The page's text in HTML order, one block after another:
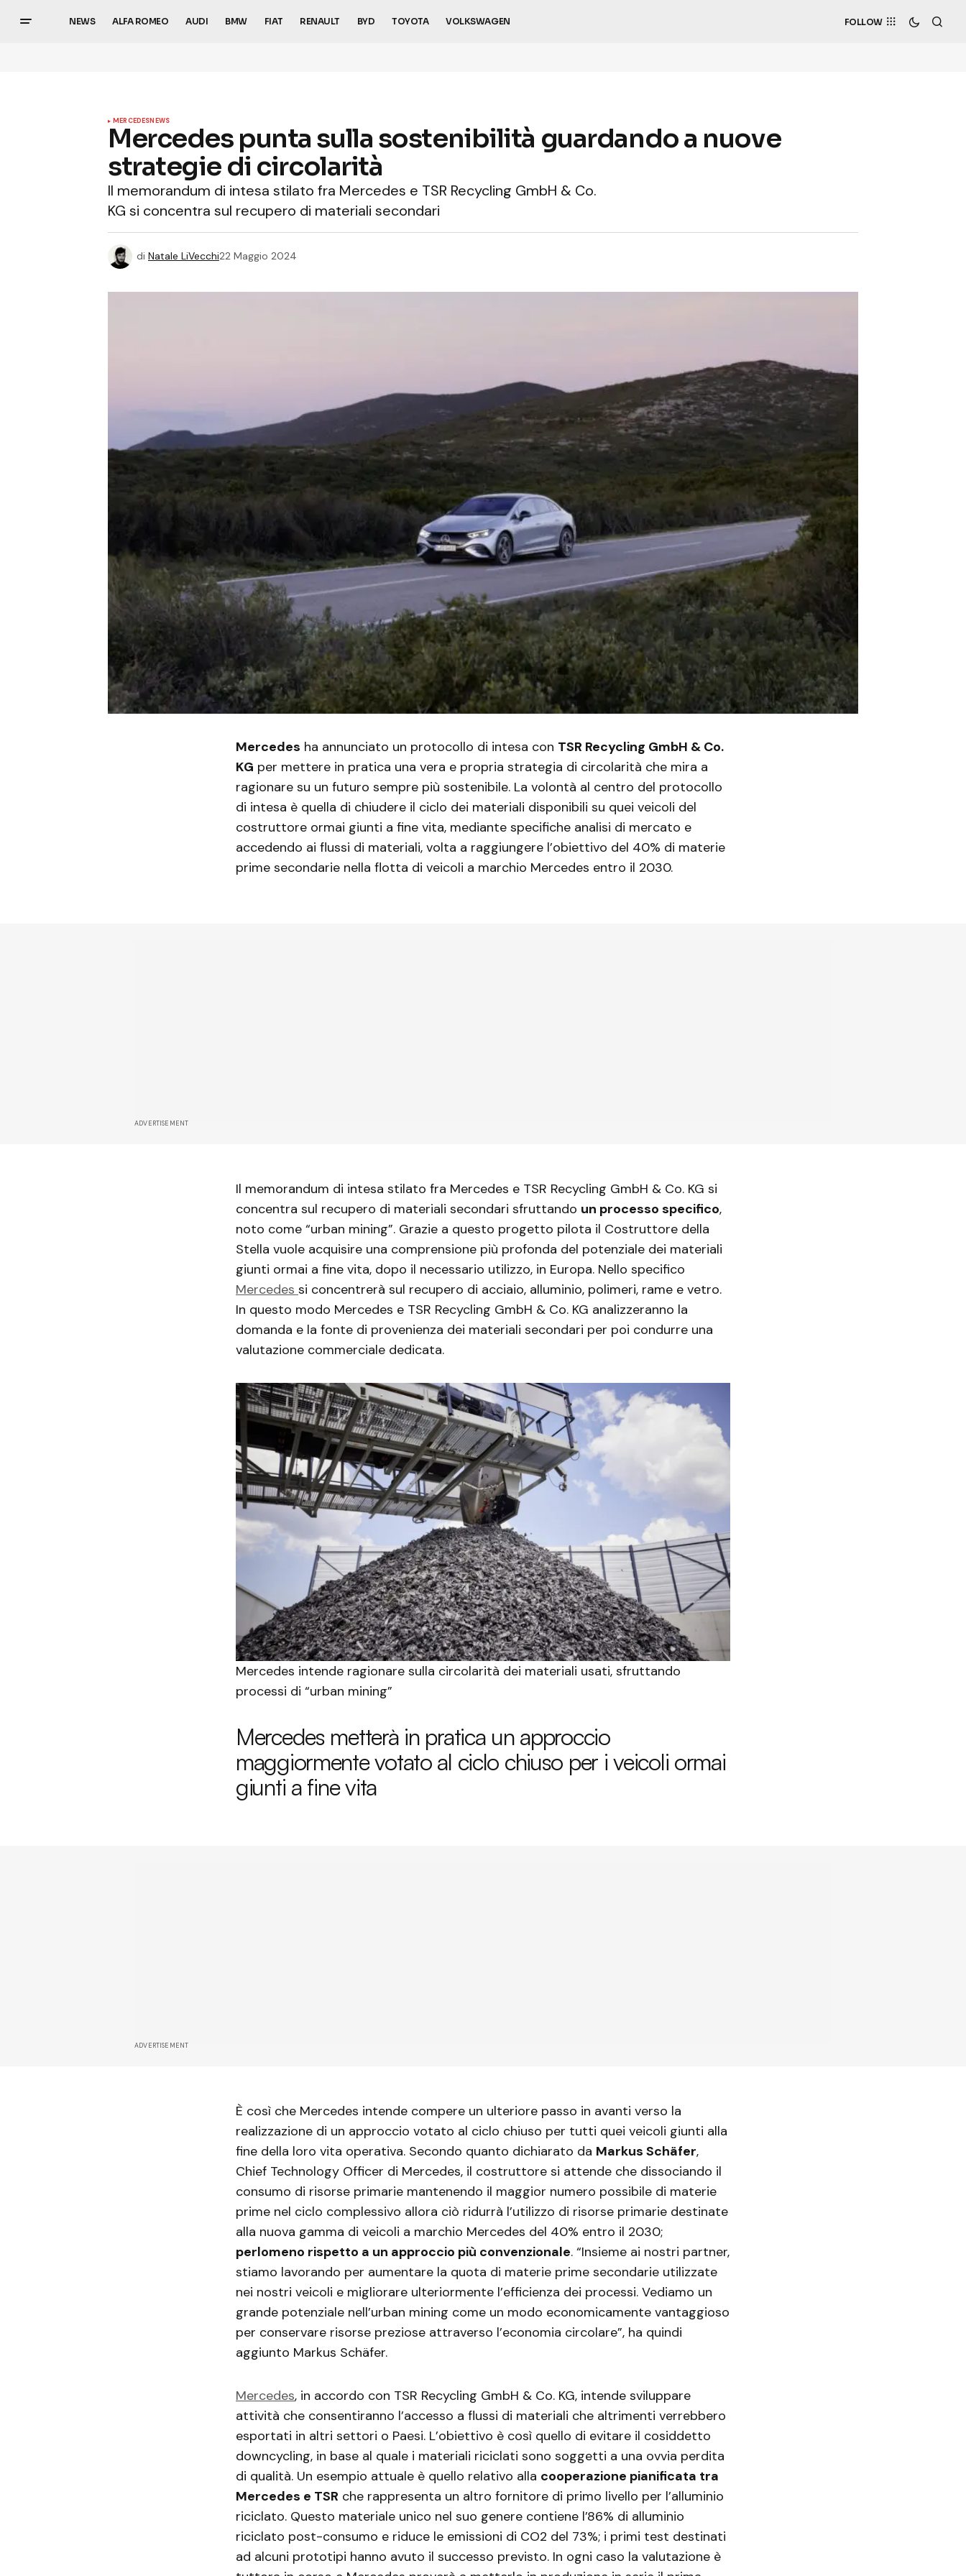
NEWS ALFA ROMEO AUDI BMW FIAT RENAULT BYD TOYOTA VOLKSWAGEN FOLLOW
MERCEDESNEWS
Mercedes punta sulla sostenibilità guardando a nuove
strategie di circolarità
Il memorandum di intesa stilato fra Mercedes e TSR Recycling GmbH & Co.
KG si concentra sul recupero di materiali secondari
di Natale LiVecchi22 Maggio 2024
Mercedes ha annunciato un protocollo di intesa con TSR Recycling GmbH & Co.
KG per mettere in pratica una vera e propria strategia di circolarità che mira a
ragionare su un futuro sempre più sostenibile. La volontà al centro del protocollo
di intesa è quella di chiudere il ciclo dei materiali disponibili su quei veicoli del
costruttore ormai giunti a fine vita, mediante specifiche analisi di mercato e
accedendo ai flussi di materiali, volta a raggiungere l’obiettivo del 40% di materie
prime secondarie nella flotta di veicoli a marchio Mercedes entro il 2030.
ADVERTISEMENT
Il memorandum di intesa stilato fra Mercedes e TSR Recycling GmbH & Co. KG si
concentra sul recupero di materiali secondari sfruttando un processo specifico,
noto come “urban mining”. Grazie a questo progetto pilota il Costruttore della
Stella vuole acquisire una comprensione più profonda del potenziale dei materiali
giunti ormai a fine vita, dopo il necessario utilizzo, in Europa. Nello specifico
Mercedes si concentrerà sul recupero di acciaio, alluminio, polimeri, rame e vetro.
In questo modo Mercedes e TSR Recycling GmbH & Co. KG analizzeranno la
domanda e la fonte di provenienza dei materiali secondari per poi condurre una
valutazione commerciale dedicata.
Mercedes intende ragionare sulla circolarità dei materiali usati, sfruttando
processi di “urban mining”
Mercedes metterà in pratica un approccio
maggiormente votato al ciclo chiuso per i veicoli ormai
giunti a fine vita
ADVERTISEMENT
È così che Mercedes intende compere un ulteriore passo in avanti verso la
realizzazione di un approccio votato al ciclo chiuso per tutti quei veicoli giunti alla
fine della loro vita operativa. Secondo quanto dichiarato da Markus Schäfer,
Chief Technology Officer di Mercedes, il costruttore si attende che dissociando il
consumo di risorse primarie mantenendo il maggior numero possibile di materie
prime nel ciclo complessivo allora ciò ridurrà l’utilizzo di risorse primarie destinate
alla nuova gamma di veicoli a marchio Mercedes del 40% entro il 2030;
perlomeno rispetto a un approccio più convenzionale. “Insieme ai nostri partner,
stiamo lavorando per aumentare la quota di materie prime secondarie utilizzate
nei nostri veicoli e migliorare ulteriormente l’efficienza dei processi. Vediamo un
grande potenziale nell’urban mining come un modo economicamente vantaggioso
per conservare risorse preziose attraverso l’economia circolare”, ha quindi
aggiunto Markus Schäfer.
Mercedes, in accordo con TSR Recycling GmbH & Co. KG, intende sviluppare
attività che consentiranno l’accesso a flussi di materiali che altrimenti verrebbero
esportati in altri settori o Paesi. L’obiettivo è così quello di evitare il cosiddetto
downcycling, in base al quale i materiali riciclati sono soggetti a una ovvia perdita
di qualità. Un esempio attuale è quello relativo alla cooperazione pianificata tra
Mercedes e TSR che rappresenta un altro fornitore di primo livello per l’alluminio
riciclato. Questo materiale unico nel suo genere contiene l’86% di alluminio
riciclato post-consumo e riduce le emissioni di CO2 del 73%; i primi test destinati
ad alcuni prototipi hanno avuto il successo previsto. In ogni caso la valutazione è